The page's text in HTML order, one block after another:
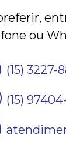
ou
(15) 3227-
(15)